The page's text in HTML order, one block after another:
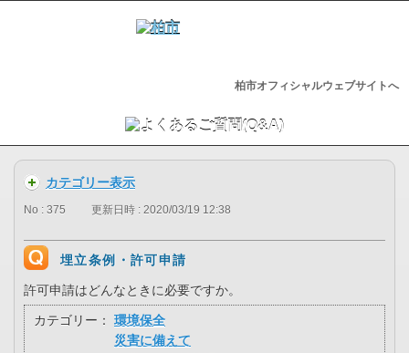
柏市オフィシャルウェブサイトへ
カテゴリー表示
No : 375 更新日時 : 2020/03/19 12:38
埋立条例・許可申請
許可申請はどんなときに必要ですか。
カテゴリー：
環境保全
災害に備えて